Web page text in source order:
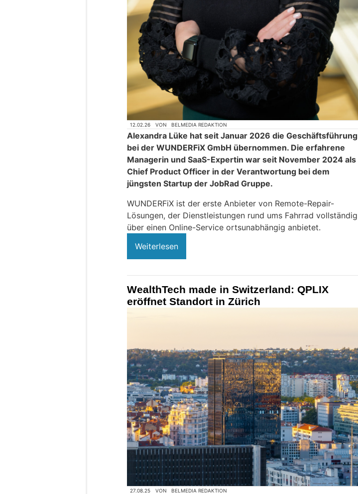
12.02.26 VON BELMEDIA REDAKTION
Alexandra Lüke hat seit Januar 2026 die Geschäftsführung
bei der WUNDERFiX GmbH übernommen. Die erfahrene
Managerin und SaaS-Expertin war seit November 2024 als
Chief Product Officer in der Verantwortung bei dem
jüngsten Startup der JobRad Gruppe.
WUNDERFiX ist der erste Anbieter von Remote-Repair-
Lösungen, der Dienstleistungen rund ums Fahrrad vollständig
über einen Online-Service ortsunabhängig anbietet.
Weiterlesen
WealthTech made in Switzerland: QPLIX
eröffnet Standort in Zürich
27.08.25 VON BELMEDIA REDAKTION